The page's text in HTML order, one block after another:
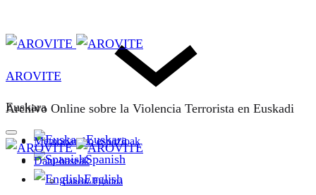
Euskara
Euskara
Spanish
English
AROVITE
Archivo Online sobre la Violencia Terrorista en Euskadi
Memoriarako espazioak
Datu-baseak
Bakeaz Fondoa